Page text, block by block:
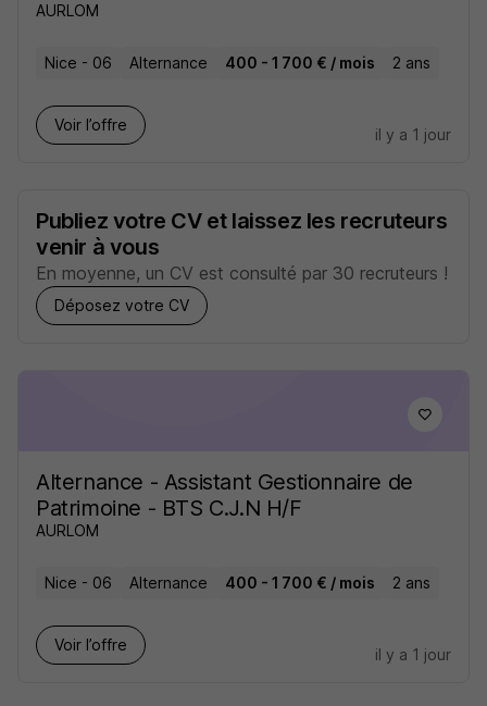
AURLOM
Nice - 06 Alternance 400 - 1 700 € / mois 2 ans
Voir l’offre
il y a 1 jour
Publiez votre CV et laissez les recruteurs
venir à vous
En moyenne, un CV est consulté par 30 recruteurs !
Déposez votre CV
Alternance - Assistant Gestionnaire de
Patrimoine - BTS C.J.N H/F
AURLOM
Nice - 06 Alternance 400 - 1 700 € / mois 2 ans
Voir l’offre
il y a 1 jour